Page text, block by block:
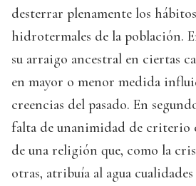
desterrar plenamente los
hidrotermales de la población.
su arraigo ancestral en ciertas
en mayor o menor medida
creencias del pasado. En
falta de unanimidad de criterio
de una religión que, como la
otras, atribuía al agua